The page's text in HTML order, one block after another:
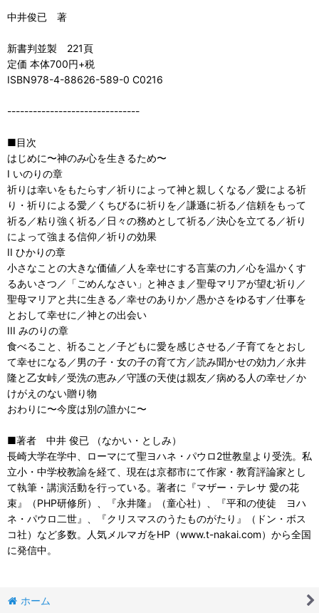
中井俊已 著
新書判並製 221頁
定価 本体700円+税
ISBN978-4-88626-589-0 C0216
-------------------------------
■目次
はじめに〜神のみ心を生きるため〜
I いのりの章
祈りは幸いをもたらす／祈りによって神と親しくなる／愛による祈
り・祈りによる愛／くちびるに祈りを／謙遜に祈る／信頼をもって
祈る／粘り強く祈る／日々の務めとして祈る／決心を立てる／祈り
によって強まる信仰／祈りの効果
II ひかりの章
小さなことの大きな価値／人を幸せにする言葉の力／心を温かくす
るあいさつ／「ごめんなさい」と神さま／聖母マリアが望む祈り／
聖母マリアと共に生きる／幸せのありか／愚かさをゆるす／仕事を
とおして幸せに／神との出会い
III みのりの章
食べること、祈ること／子どもに愛を感じさせる／子育てをとおし
て幸せになる／男の子・女の子の育て方／読み聞かせの効力／永井
隆と乙女峠／受洗の恵み／守護の天使は親友／病める人の幸せ／か
けがえのない贈り物
おわりに〜今度は別の誰かに〜
■著者 中井 俊已 （なかい・としみ）
長崎大学在学中、ローマにて聖ヨハネ・パウロ2世教皇より受洗。私
立小・中学校教諭を経て、現在は京都市にて作家・教育評論家とし
て執筆・講演活動を行っている。著者に『マザー・テレサ 愛の花
束』（PHP研修所）、『永井隆』（童心社）、『平和の使徒 ヨハ
ネ・パウロ二世』、『クリスマスのうたものがたり』（ドン・ボス
コ社）など多数。人気メルマガをHP（www.t-nakai.com）から全国
に発信中。
ホーム